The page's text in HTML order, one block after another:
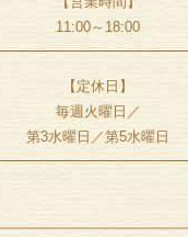
11:00～18:00
【定休日】
毎週火曜日／
第3水曜日／第5水曜日